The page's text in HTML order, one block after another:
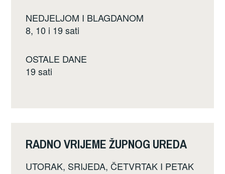
NEDJELJOM I BLAGDANOM
8, 10 i 19 sati
OSTALE DANE
19 sati
RADNO VRIJEME ŽUPNOG UREDA
UTORAK, SRIJEDA, ČETVRTAK I PETAK